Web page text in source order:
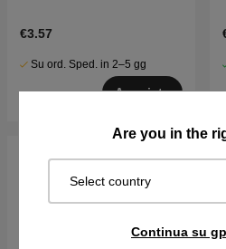
Are you in the
Select country
Continua su
€3.57
Su ord. Sped. in 2–5 gg
Acquista